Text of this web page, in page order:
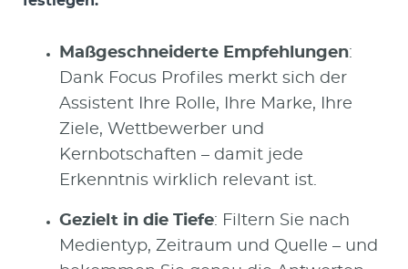
Maßgeschneiderte Empfehlungen:
Dank Focus Profiles merkt sich der
Assistent Ihre Rolle, Ihre Marke, Ihre
Ziele, Wettbewerber und
Kernbotschaften – damit jede
Erkenntnis wirklich relevant ist.
Gezielt in die Tiefe: Filtern Sie nach
Medientyp, Zeitraum und Quelle – und